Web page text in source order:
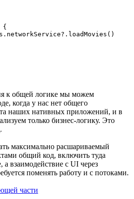
{
к общей логике мы можем
когда у нас нет общего
наших нативных приложений, и в
только бизнес-логику. Это
максимально расшариваемый
общий код, включить туда
а взаимодействие с UI через
поменять работу и с потоками.
части